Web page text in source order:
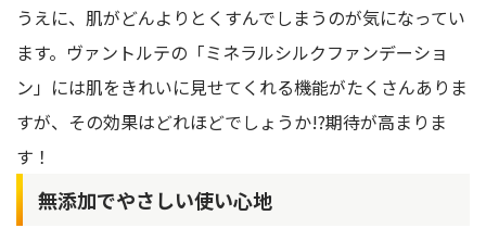
うえに、肌がどんよりとくすんでしまうのが気になってい
ます。ヴァントルテの「ミネラルシルクファンデーショ
ン」には肌をきれいに見せてくれる機能がたくさんありま
すが、その効果はどれほどでしょうか!?期待が高まりま
す！
無添加でやさしい使い心地